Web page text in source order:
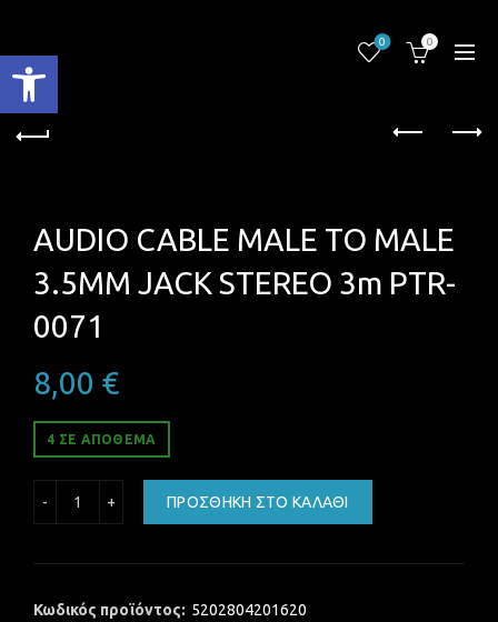
Ανοίξτε τη γραμμή εργαλείων
0 0
AUDIO CABLE MALE TO MALE
3.5MM JACK STEREO 3m PTR-
0071
8,00 €
4 ΣΕ ΑΠΌΘΕΜΑ
ΠΡΟΣΘΉΚΗ ΣΤΟ ΚΑΛΆΘΙ
Κωδικός προϊόντος: 5202804201620